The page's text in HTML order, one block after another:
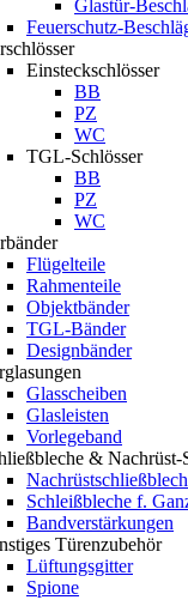
Glastür-
Feuerschutz-
Einsteckschlösser
BB
PZ
WC
TGL-Schlösser
BB
PZ
WC
Flügelteile
Rahmenteile
Objektbänder
TGL-Bänder
Designbänder
Glasscheiben
Glasleisten
Vorlegeband
& Nachrüst-
Schleißbleche f.
Bandverstärkungen
Türenzubehör
Lüftungsgitter
Spione